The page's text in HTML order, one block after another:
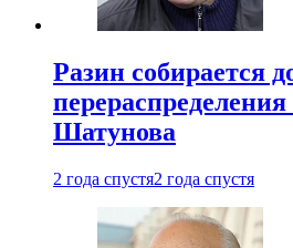
Разин собирается
перераспределения
Шатунова
2 года спустя2 года спустя